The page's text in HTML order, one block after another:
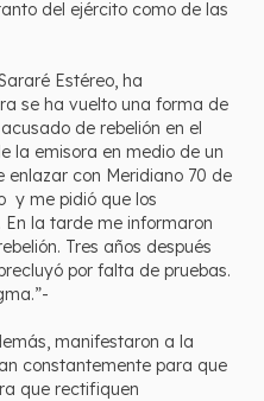
del ejército como de las
Estéreo, ha
se ha vuelto una forma de
de rebelión en el
la emisora en medio de un
con Meridiano 70 de
y me pidió que los
la tarde me informaron
Tres años después
por falta de pruebas.
manifestaron a la
constantemente para que
que rectifiquen